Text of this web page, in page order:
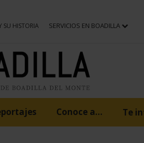
SU HISTORIA SERVICIOS EN BOADILLA
Conoce a... Te